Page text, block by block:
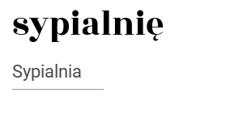
sypialnię
Sypialnia